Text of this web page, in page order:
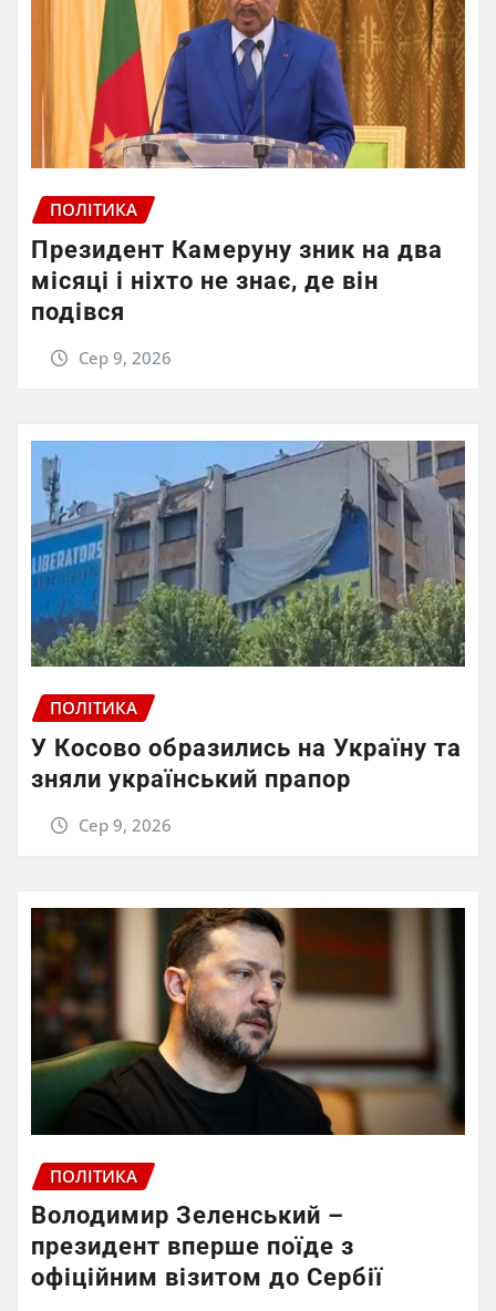
ПОЛІТИКА
Президент Камеруну зник на два
місяці і ніхто не знає, де він
подівся
Сер 9, 2026
ПОЛІТИКА
У Косово образились на Україну та
зняли український прапор
Сер 9, 2026
ПОЛІТИКА
Володимир Зеленський –
президент вперше поїде з
офіційним візитом до Сербії